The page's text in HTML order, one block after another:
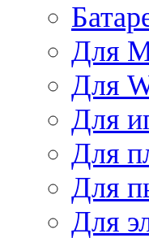
Для
Для
Для
Для
Для
Для